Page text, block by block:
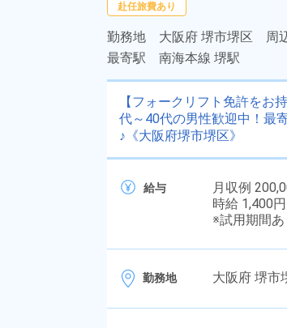
赴任旅費あり
勤務地 大阪府 堺市堺区 周
最寄駅 南海本線 堺駅
【フォークリフト免許を
代～40代の男性歓迎中！最
♪《大阪府堺市堺区》
給与
月収例
時給 1,400
※試用期間
勤務地 大阪府 堺